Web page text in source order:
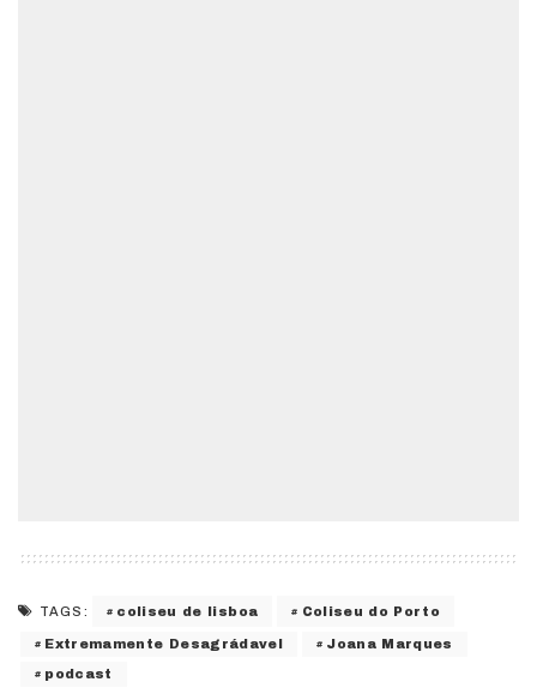
TAGS: coliseu de lisboa Coliseu do Porto
Extremamente Desagrádavel Joana Marques
podcast